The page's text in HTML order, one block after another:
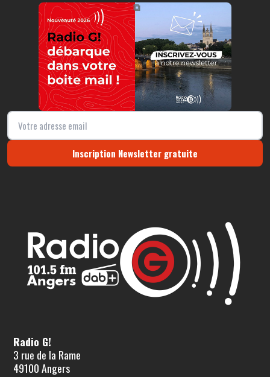
⧉
Inscription Newsletter gratuite
Radio G!
3 rue de la Rame
49100 Angers